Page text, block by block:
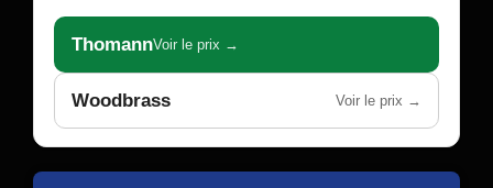
ThomannVoir le prix →
Woodbrass Voir le prix →